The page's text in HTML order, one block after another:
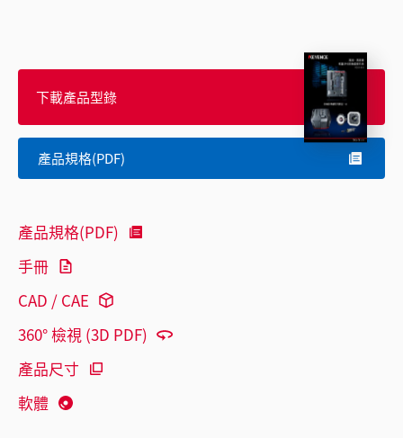
下載產品型錄
產品規格(PDF)
產品規格(PDF)
手冊
CAD / CAE
360° 檢視 (3D PDF)
產品尺寸
軟體